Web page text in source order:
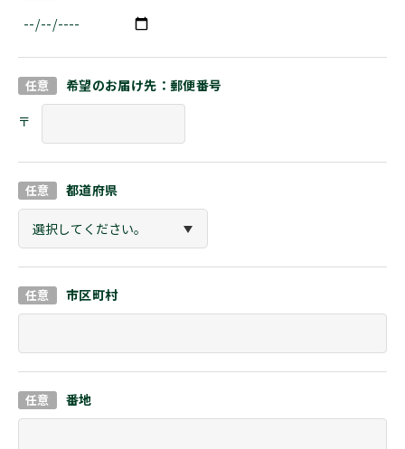
希望のお届け先：郵便番号
都道府県
市区町村
番地